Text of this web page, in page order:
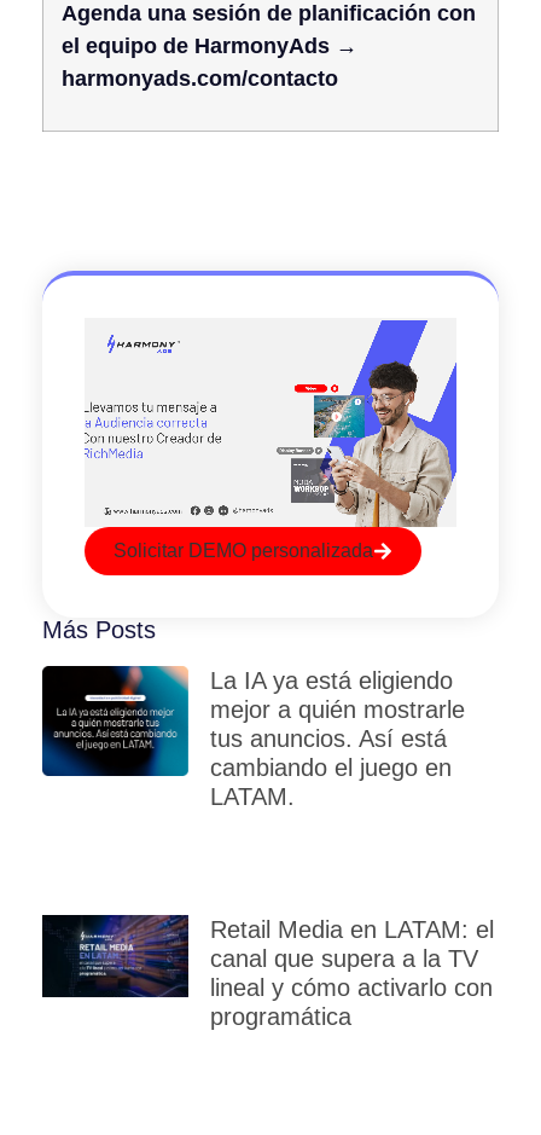
Agenda una sesión de planificación con
el equipo de HarmonyAds →
harmonyads.com/contacto
Más Posts
La IA ya está eligiendo
mejor a quién mostrarle
tus anuncios. Así está
cambiando el juego en
LATAM.
Retail Media en LATAM: el
canal que supera a la TV
lineal y cómo activarlo con
programática
Solicitar DEMO personalizada